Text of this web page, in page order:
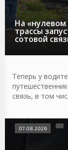
На
трассы
сотовой
Теперь у
связь, в том
07.08.2026